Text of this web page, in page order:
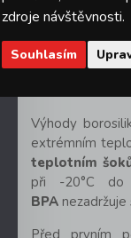
Údržba:
myčka na
Výhody
extrémním
teplotním
při -20°C do
BPA
zdroje návštěvnosti.
Souhlasím